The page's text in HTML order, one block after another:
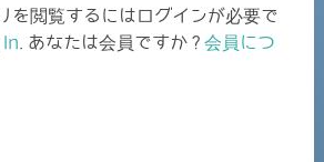
を閲覧するにはログインが必要で
In . あなたは会員ですか ? 会員につ